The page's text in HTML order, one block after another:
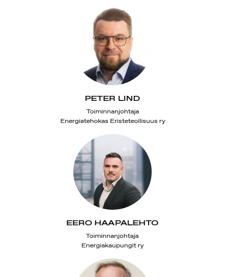
PETER LIND
Toiminnanjohtaja
Energiatehokas Eristeteollisuus ry
EERO HAAPALEHTO
Toiminnanjohtaja
Energiakaupungit ry